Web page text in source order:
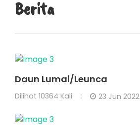
Berita
Daun Lumai/Leunca
Dilihat 10364 Kali 23 Jun 2022